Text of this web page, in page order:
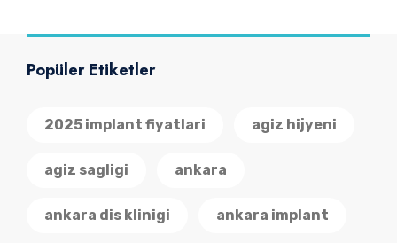
Popüler Etiketler
2025 implant fiyatlari agiz hijyeni
agiz sagligi ankara
ankara dis klinigi ankara implant